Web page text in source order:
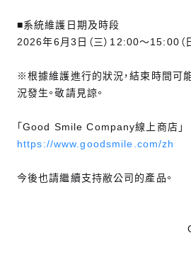
■系統維護日期及時段
2026年6月3日（三）12:00～15:00（
※根據維護進行的狀況，結束時間可
況發生。敬請見諒。
「Good Smile Company線上商店」
https://www.goodsmile.com/zh
今後也請繼續支持敝公司的產品。